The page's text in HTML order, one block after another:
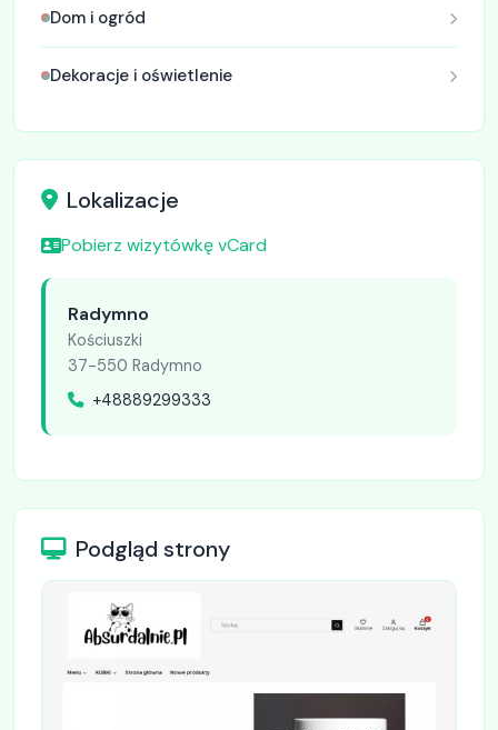
Dom i ogród
Dekoracje i oświetlenie
Lokalizacje
Pobierz wizytówkę vCard
Radymno
Kościuszki
37-550 Radymno
+48889299333
Podgląd strony